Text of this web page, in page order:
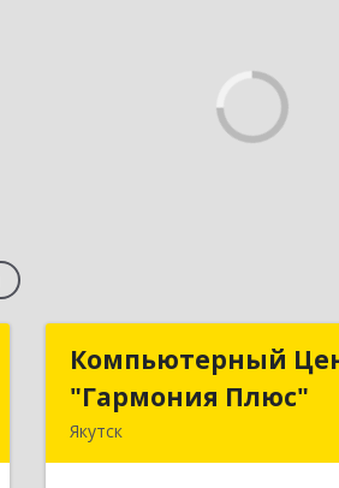
Компьютерный
"Гармония Плюс"
Якутск
Компьютерный